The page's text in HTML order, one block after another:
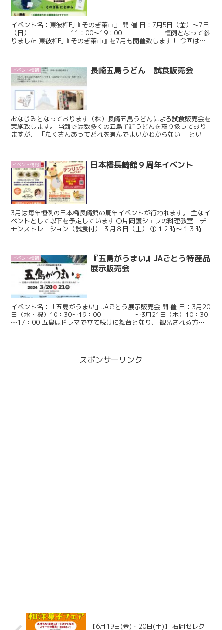
イベント名：東彼杵町『そのぎ茶市』 開 催 日：7月5日（金）～7日
（日） 11：00～19：00 恒例となって参
りました 東彼杵町『そのぎ茶市』を7月も開催致します！ 今回は
イベント情報 長崎五島うどん 試食販売会
おなじみとなっております（株）長崎五島うどんによる試食販売会を
実施致します。 当館では数多くの五島手延うどんを取り扱っており
ますが、 「たくさんあってどれを選んでよいかわからない」 という
イベント情報 日本橋長崎館９周年イベント
3月は毎年恒例の日本橋長崎館の周年イベントが行われます。 主なイ
ベントとして以下を予定しています 〇片岡護シェフの料理教室 デ
モンストレーション（試食付） ３月８日（土） ➀１２時～１３時３
イベント情報
『五島がうまい』JAごとう特産品
展示販売会
イベント名：「五島がうまい」JAごとう展示販売会 開 催 日：3月20
日（水・祝）10：30～19：00 ～3月21日（木）10：30
～17：00 五島はドラマで立て続けに舞台となり、 観光される方が
スポンサーリンク
【6月19日(金)・20日(土)】 石岡セレク